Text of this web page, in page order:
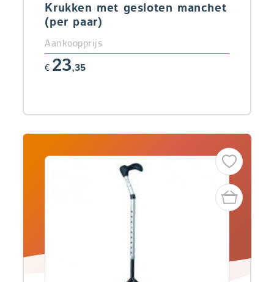
Krukken met gesloten manchet
(per paar)
Aankoopprijs
€ 23,35